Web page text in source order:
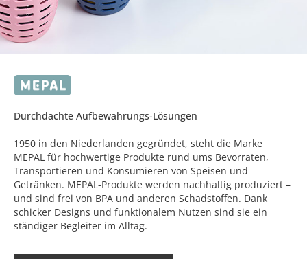
Durchdachte Aufbewahrungs-Lösungen
1950 in den Niederlanden gegründet, steht die Marke
MEPAL für hochwertige Produkte rund ums Bevorraten,
Transportieren und Konsumieren von Speisen und
Getränken. MEPAL-Produkte werden nachhaltig produziert –
und sind frei von BPA und anderen Schadstoffen. Dank
schicker Designs und funktionalem Nutzen sind sie ein
ständiger Begleiter im Alltag.